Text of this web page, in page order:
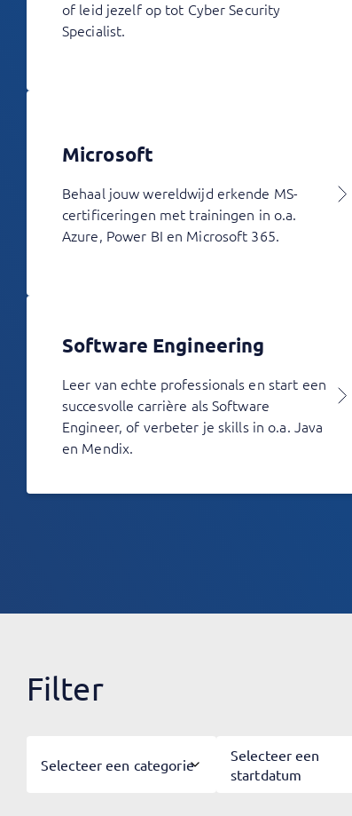
of leid jezelf op tot Cyber Security
Specialist.
Microsoft
Behaal jouw wereldwijd erkende MS-
certificeringen met trainingen in o.a.
Azure, Power BI en Microsoft 365.
Software Engineering
Leer van echte professionals en start een
succesvolle carrière als Software
Engineer, of verbeter je skills in o.a. Java
en Mendix.
Filter
Selecteer een categorie
Selecteer een
startdatum